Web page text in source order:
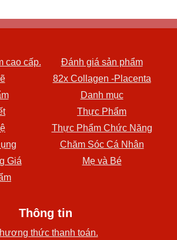
cao cấp.
Đánh giá sản phẩm
82x Collagen -Placenta
Danh mục
Thực Phẩm
Thực Phẩm Chức Năng
Chăm Sóc Cá Nhân
Giá
Mẹ và Bé
Thông tin
thức thanh toán.